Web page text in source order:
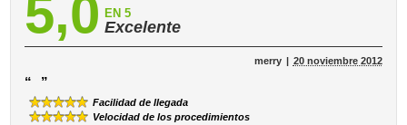
5,0 EN 5
Excelente
merry 20 noviembre 2012
“ ”
Facilidad de llegada
Velocidad de los procedimientos